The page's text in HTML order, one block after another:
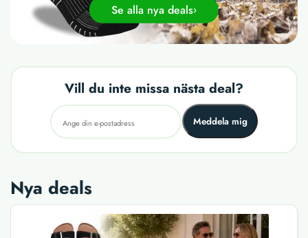
Se alla nya deals
Vill du inte missa nästa deal?
Meddela mig
Nya deals